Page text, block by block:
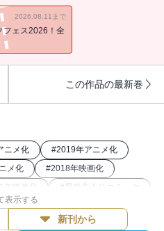
2026.08.11まで
フェス2026！全
この作品の最新巻
ニメ化 #2019年アニメ化
メ化 #2018年映画化
年映画化 # 最強主人公コミック
タジー漫画 #講談社漫画賞
表示する
新刊から